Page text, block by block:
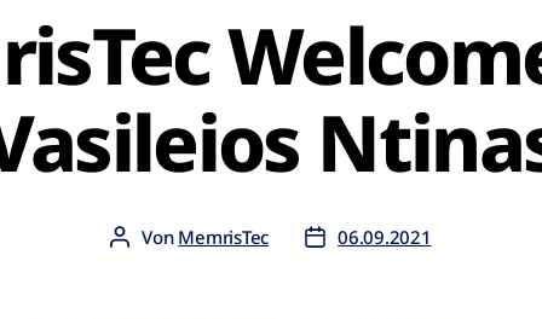
Von MemrisTec 06.09.2021